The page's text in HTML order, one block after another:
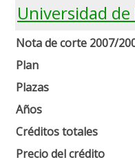
Universidad
Nota de corte 2007/
Plan
Plazas
Años
Créditos totales
Precio del crédito